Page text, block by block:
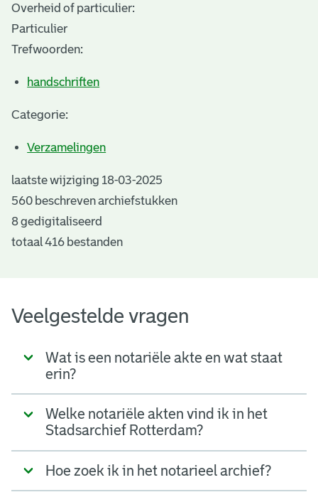
Overheid of particulier:
Particulier
Trefwoorden:
handschriften
Categorie:
Verzamelingen
laatste wijziging 18-03-2025
560 beschreven archiefstukken
8 gedigitaliseerd
totaal 416 bestanden
Veelgestelde vragen
Wat is een notariële akte en wat staat
erin?
Welke notariële akten vind ik in het
Stadsarchief Rotterdam?
Hoe zoek ik in het notarieel archief?